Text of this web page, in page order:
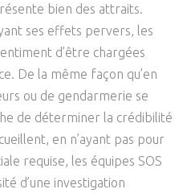
bien des attraits.
ses effets pervers, les
d’être chargées
De la même façon qu’en
ou de gendarmerie se
de déterminer la crédibilité
en n’ayant pas pour
requise, les équipes SOS
d’une investigation